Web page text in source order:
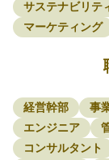
サステナビリテ
マーケティング
経営幹部 事
エンジニア
コンサルタント